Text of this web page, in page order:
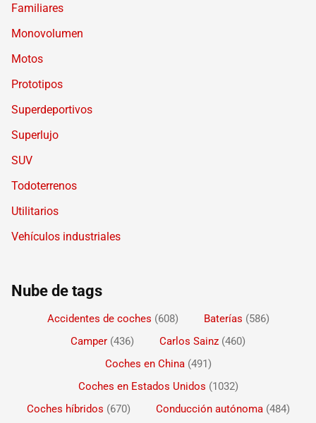
Familiares
Monovolumen
Motos
Prototipos
Superdeportivos
Superlujo
SUV
Todoterrenos
Utilitarios
Vehículos industriales
Nube de tags
Accidentes de coches (608) Baterías (586)
Camper (436) Carlos Sainz (460)
Coches en China(491)
Coches en Estados Unidos (1032)
Coches híbridos (670) Conducción autónoma(484)